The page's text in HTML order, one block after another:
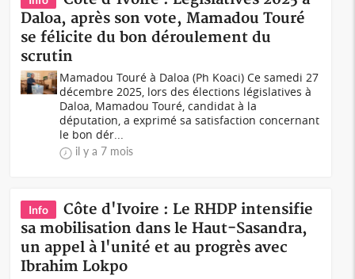
Daloa, après son vote, Mamadou Touré
se félicite du bon déroulement du
scrutin
Mamadou Touré à Daloa (Ph Koaci) Ce samedi 27
décembre 2025, lors des élections législatives à
Daloa, Mamadou Touré, candidat à la
députation, a exprimé sa satisfaction concernant
le bon dér...
il y a 7 mois
Info
Côte d'Ivoire : Le RHDP intensifie
sa mobilisation dans le Haut-Sasandra,
un appel à l'unité et au progrès avec
Ibrahim Lokpo